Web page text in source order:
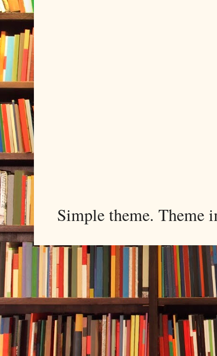
Simple theme. Theme